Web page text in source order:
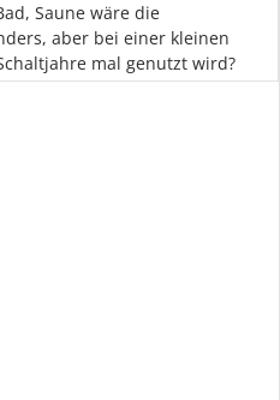
Saune wäre die
aber bei einer kleinen
mal genutzt wird?